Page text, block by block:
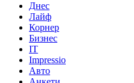
Днес
Лайф
Корнер
Бизнес
IT
Impressio
Авто